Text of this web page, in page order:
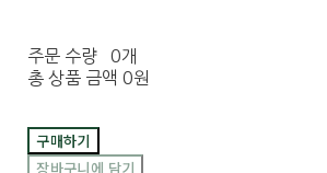
주문 수량
0개
총 상품 금액 0원
구매하기
장바구니에 담기